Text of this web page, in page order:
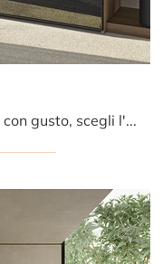
Se vuoi una zona notte arredata con gusto, scegli l'armadio Duo N104 con ante scorrevoli di Colombini Casa!